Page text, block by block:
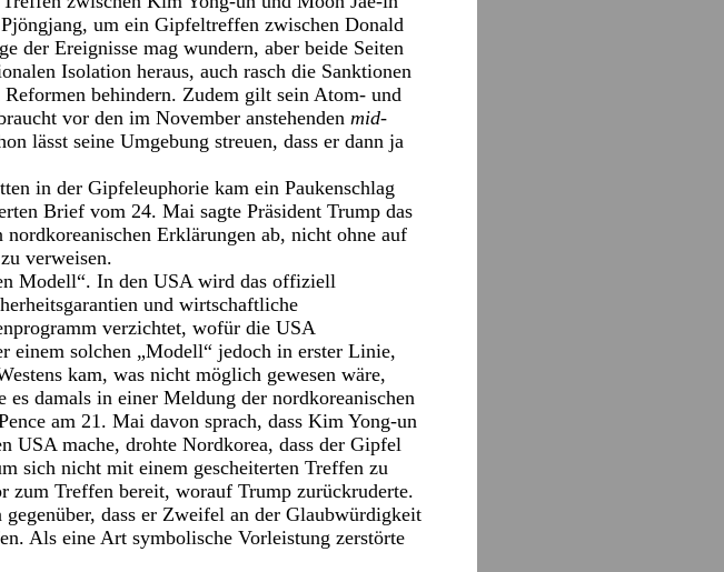
um ein Gipfeltreffen zwischen Donald
der Ereignisse mag wundern, aber beide Seiten
Isolation heraus, auch rasch die Sanktionen
behindern. Zudem gilt sein Atom- und
vor den im November anstehenden mid-
lässt seine Umgebung streuen, dass er dann ja
in der Gipfeleuphorie kam ein Paukenschlag
Brief vom 24. Mai sagte Präsident Trump das
Erklärungen ab, nicht ohne auf
verweisen.
Modell“. In den USA wird das offiziell
und wirtschaftliche
verzichtet, wofür die USA
einem solchen „Modell“ jedoch in erster Linie,
kam, was nicht möglich gewesen wäre,
damals in einer Meldung der nordkoreanischen
am 21. Mai davon sprach, dass Kim Yong-un
USA mache, drohte Nordkorea, dass der Gipfel
sich nicht mit einem gescheiterten Treffen zu
zum Treffen bereit, worauf Trump zurückruderte.
dass er Zweifel an der Glaubwürdigkeit
Als eine Art symbolische Vorleistung zerstörte